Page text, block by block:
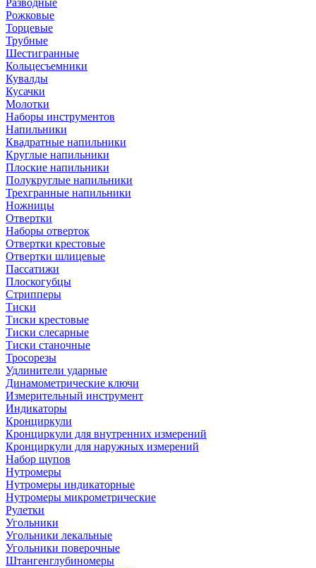
Разводные
Рожковые
Торцевые
Трубные
Шестигранные
Кольцесъемники
Кувалды
Кусачки
Молотки
Наборы инструментов
Напильники
Квадратные напильники
Круглые напильники
Плоские напильники
Полукруглые напильники
Трехгранные напильники
Ножницы
Отвертки
Наборы отверток
Отвертки крестовые
Отвертки шлицевые
Пассатижи
Плоскогубцы
Стрипперы
Тиски
Тиски крестовые
Тиски слесарные
Тиски станочные
Тросорезы
Удлинители ударные
Динамометрические ключи
Измерительный инструмент
Индикаторы
Кронциркули
Кронциркули для внутренних измерений
Кронциркули для наружных измерений
Набор щупов
Нутромеры
Нутромеры индикаторные
Нутромеры микрометрические
Рулетки
Угольники
Угольники лекальные
Угольники поверочные
Штангенглубиномеры